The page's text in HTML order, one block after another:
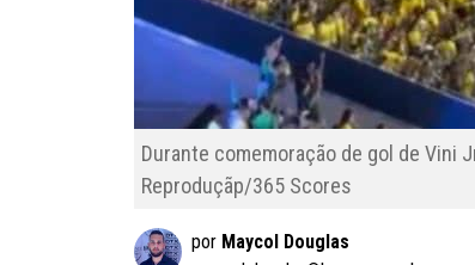
Durante comemoração de gol de Vini
Reproduçãp/365 Scores
por Maycol Douglas